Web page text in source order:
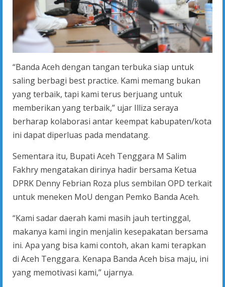
“Banda Aceh dengan tangan terbuka siap untuk
saling berbagi best practice. Kami memang bukan
yang terbaik, tapi kami terus berjuang untuk
memberikan yang terbaik,” ujar Illiza seraya
berharap kolaborasi antar keempat kabupaten/kota
ini dapat diperluas pada mendatang.
Sementara itu, Bupati Aceh Tenggara M Salim
Fakhry mengatakan dirinya hadir bersama Ketua
DPRK Denny Febrian Roza plus sembilan OPD terkait
untuk meneken MoU dengan Pemko Banda Aceh.
“Kami sadar daerah kami masih jauh tertinggal,
makanya kami ingin menjalin kesepakatan bersama
ini. Apa yang bisa kami contoh, akan kami terapkan
di Aceh Tenggara. Kenapa Banda Aceh bisa maju, ini
yang memotivasi kami,” ujarnya.